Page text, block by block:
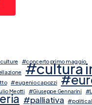
#concerto primo maggio
#cultura
#eugenio capozzi
Meotti #Giuseppe Gennarini
#palliativa